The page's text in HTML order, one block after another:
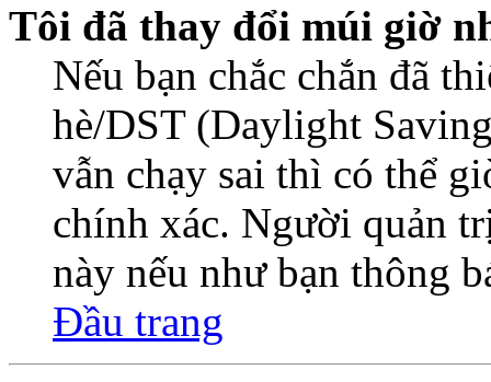
Tôi đã thay đổi múi giờ
Nếu bạn chắc chắn đã
hè/DST (Daylight
vẫn chạy sai thì có thể
chính xác. Người quản
này nếu như bạn thông
Đầu trang